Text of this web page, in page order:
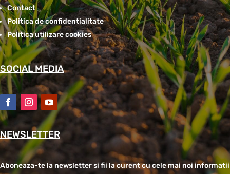
Contact
Politica de confidentialitate
Politica utilizare cookies
SOCIAL MEDIA
NEWSLETTER
Aboneaza-te la newsletter si fii la curent cu cele mai noi informatii